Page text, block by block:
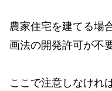
農家住宅を建てる場
画法の開発許可が不
ここで注意しなけれ